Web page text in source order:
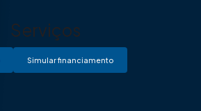
Serviços
Simular financiamento